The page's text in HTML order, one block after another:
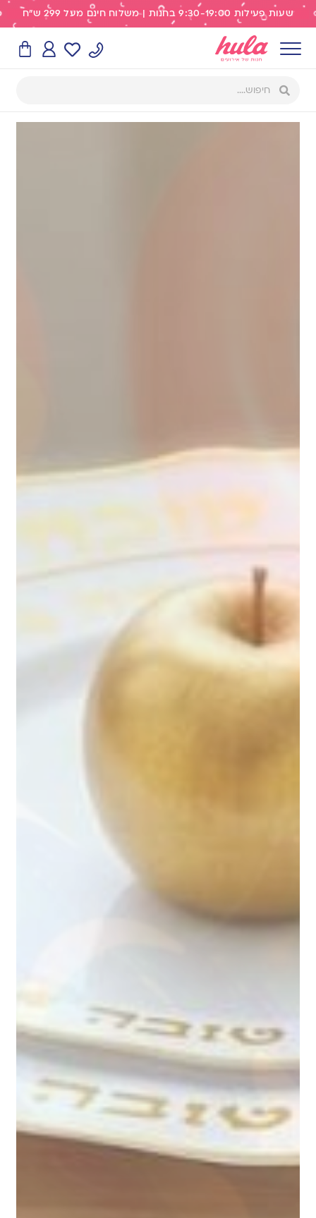
שעות פעילות 9:30-19:00 בחנות | משלוח חינם מעל 299 ש"ח